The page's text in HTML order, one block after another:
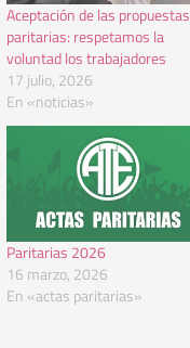
Aceptación de las propuestas
paritarias: respetamos la
voluntad los trabajadores
17 julio, 2026
En «noticias»
Paritarias 2026
16 marzo, 2026
En «actas paritarias»